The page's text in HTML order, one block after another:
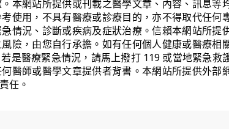
本網站所提供或刊載之醫學文章、內容、訊息等
使用，不具有醫療或診療目的，亦不得取代任何
情況、診斷或疾病及症狀治療。信賴本網站所提
險，由您自行承擔。如有任何個人健康或醫療相
是醫療緊急情況，請馬上撥打 119 或當地緊急救
醫師或醫學文章提供者背書。本網站所提供外部
任。